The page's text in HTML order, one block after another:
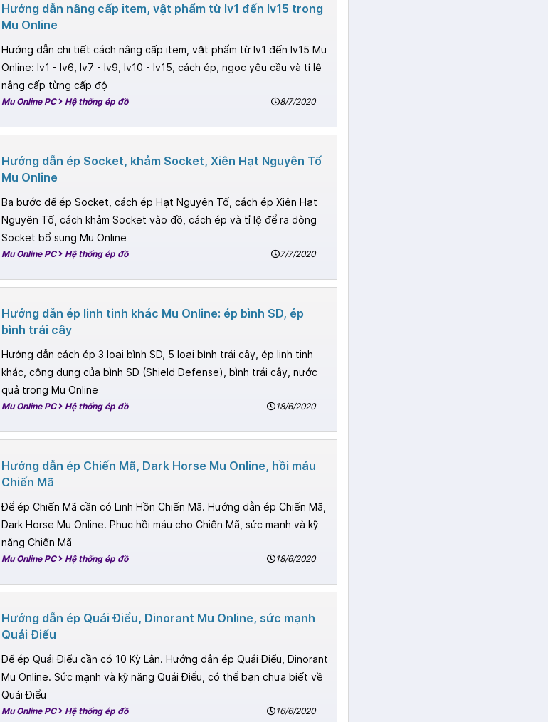
Hướng dẫn nâng cấp item, vật phẩm từ lv1 đến lv15 trong
Mu Online
Hướng dẫn chi tiết cách nâng cấp item, vật phẩm từ lv1 đến lv15 Mu
Online: lv1 - lv6, lv7 - lv9, lv10 - lv15, cách ép, ngọc yêu cầu và tỉ lệ
nâng cấp từng cấp độ
Mu Online PC Hệ thống ép đồ 8/7/2020
Hướng dẫn ép Socket, khảm Socket, Xiên Hạt Nguyên Tố
Mu Online
Ba bước để ép Socket, cách ép Hạt Nguyên Tố, cách ép Xiên Hạt
Nguyên Tố, cách khảm Socket vào đồ, cách ép và tỉ lệ để ra dòng
Socket bổ sung Mu Online
Mu Online PC Hệ thống ép đồ 7/7/2020
Hướng dẫn ép linh tinh khác Mu Online: ép bình SD, ép
bình trái cây
Hướng dẫn cách ép 3 loại bình SD, 5 loại bình trái cây, ép linh tinh
khác, công dụng của bình SD (Shield Defense), bình trái cây, nước
quả trong Mu Online
Mu Online PC Hệ thống ép đồ 18/6/2020
Hướng dẫn ép Chiến Mã, Dark Horse Mu Online, hồi máu
Chiến Mã
Để ép Chiến Mã cần có Linh Hồn Chiến Mã. Hướng dẫn ép Chiến Mã,
Dark Horse Mu Online. Phục hồi máu cho Chiến Mã, sức mạnh và kỹ
năng Chiến Mã
Mu Online PC Hệ thống ép đồ 18/6/2020
Hướng dẫn ép Quái Điểu, Dinorant Mu Online, sức mạnh
Quái Điểu
Để ép Quái Điểu cần có 10 Kỳ Lân. Hướng dẫn ép Quái Điểu, Dinorant
Mu Online. Sức mạnh và kỹ năng Quái Điểu, có thể bạn chưa biết về
Quái Điểu
Mu Online PC Hệ thống ép đồ 16/6/2020